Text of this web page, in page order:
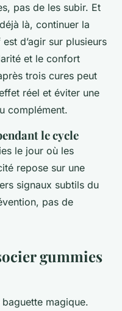
pas de les subir. Et
là, continuer la
d’agir sur plusieurs
et le confort
trois cures peut
réel et éviter une
complément.
le cycle
le jour où les
repose sur une
signaux subtils du
pas de
gummies
magique.